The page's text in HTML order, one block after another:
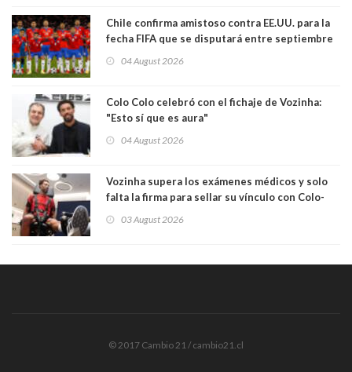
Chile confirma amistoso contra EE.UU. para la
fecha FIFA que se disputará entre septiembre
04 August 2026
Colo Colo celebró con el fichaje de Vozinha:
"Esto sí que es aura"
04 August 2026
Vozinha supera los exámenes médicos y solo
falta la firma para sellar su vínculo con Colo-
03 August 2026
© 2017 Cambio 21 / cambio21.cl